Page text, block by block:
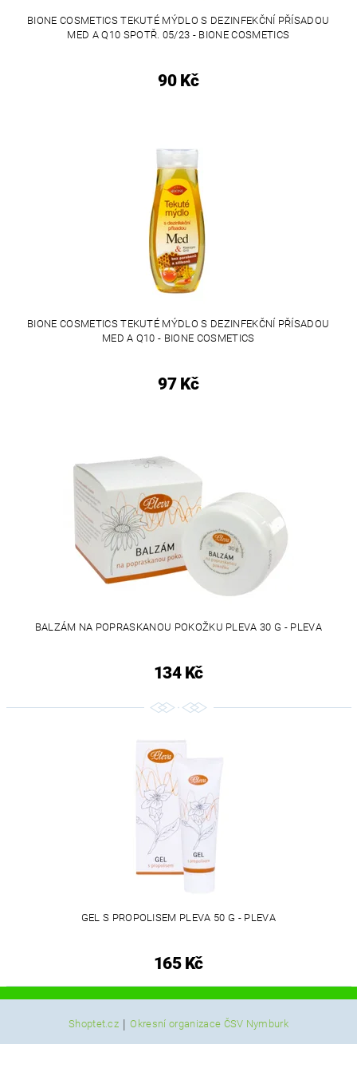
BIONE COSMETICS TEKUTÉ MÝDLO S DEZINFEKČNÍ PŘÍSADOU
MED A Q10 SPOTŘ. 05/23 - BIONE COSMETICS
90 Kč
BIONE COSMETICS TEKUTÉ MÝDLO S DEZINFEKČNÍ PŘÍSADOU
MED A Q10 - BIONE COSMETICS
97 Kč
BALZÁM NA POPRASKANOU POKOŽKU PLEVA 30 G - PLEVA
134 Kč
GEL S PROPOLISEM PLEVA 50 G - PLEVA
165 Kč
Shoptet.cz | Okresní organizace ČSV Nymburk